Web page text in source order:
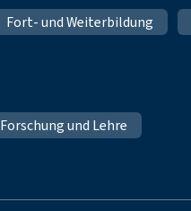
Fort- und Weiterbildung
Forschung und Lehre